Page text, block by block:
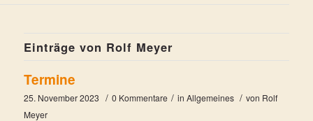
Einträge von Rolf Meyer
Termine
25. November 2023 / 0 Kommentare / in Allgemeines / von Rolf
Meyer